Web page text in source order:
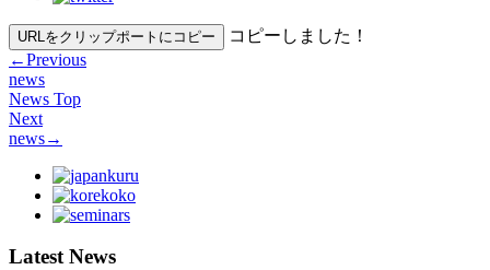
URLをクリップポートにコピー
コピーしました！
←Previous
news
News Top
Next
news→
Latest News